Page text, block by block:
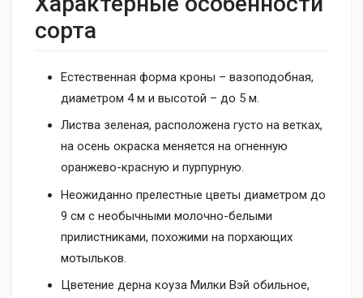
сорта
Естественная форма кроны – вазоподобная,
диаметром 4 м и высотой – до 5 м.
Листва зеленая, расположена густо на ветках,
на осень окраска меняется на огненную
оранжево-красную и пурпурную.
Неожиданно прелестные цветы диаметром до
9 см с необычными молочно-белыми
прилистниками, похожими на порхающих
мотыльков.
Цветение дерна коуза Милки Вэй обильное,